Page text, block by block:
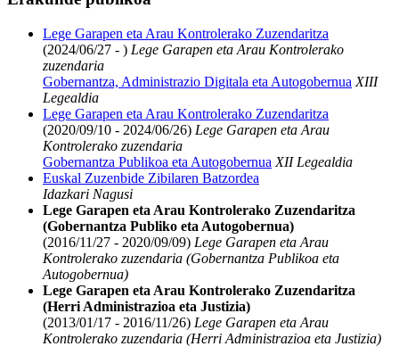
Lege Garapen eta Arau Kontrolerako Zuzendaritza
(2024/06/27 - ) Lege Garapen eta Arau Kontrolerako
zuzendaria
Gobernantza, Administrazio Digitala eta Autogobernua XIII
Legealdia
Lege Garapen eta Arau Kontrolerako Zuzendaritza
(2020/09/10 - 2024/06/26) Lege Garapen eta Arau
Kontrolerako zuzendaria
Gobernantza Publikoa eta Autogobernua XII Legealdia
Euskal Zuzenbide Zibilaren Batzordea
Idazkari Nagusi
Lege Garapen eta Arau Kontrolerako Zuzendaritza
(Gobernantza Publiko eta Autogobernua)
(2016/11/27 - 2020/09/09) Lege Garapen eta Arau
Kontrolerako zuzendaria (Gobernantza Publikoa eta
Autogobernua)
Lege Garapen eta Arau Kontrolerako Zuzendaritza
(Herri Administrazioa eta Justizia)
(2013/01/17 - 2016/11/26) Lege Garapen eta Arau
Kontrolerako zuzendaria (Herri Administrazioa eta Justizia)